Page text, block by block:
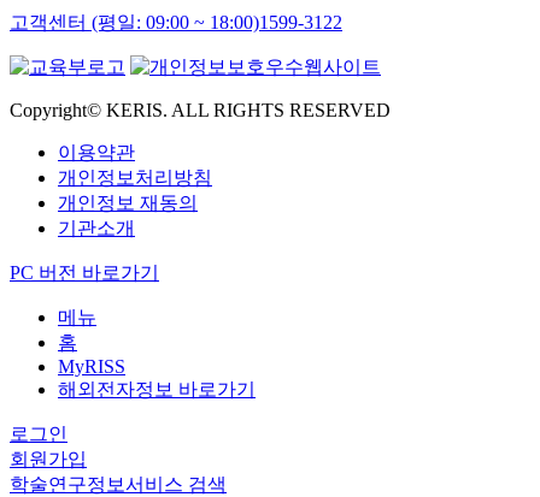
고객센터 (평일: 09:00 ~ 18:00)1599-3122
Copyright© KERIS. ALL RIGHTS RESERVED
이용약관
개인정보처리방침
개인정보 재동의
기관소개
PC 버전 바로가기
메뉴
홈
MyRISS
해외전자정보 바로가기
로그인
회원가입
학술연구정보서비스 검색